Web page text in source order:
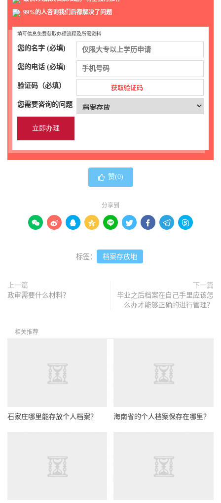
99%的人咨询我们后都解决了问题
填写信息免费获取办理流程及所需资料
您的名字 (必填)
您的电话 (必填)
验证码（必填） 获取验证码
您需要咨询的问题
赞(0)
分享到
        
标签： 档案存放地
上一篇
政审需要什么材料？
下一篇
毕业之后档案在自己手里应该怎
么办才能够正确的进行管理？
相关推荐
石家庄哪里能存放个人档案？ 海南省的个人档案保存在哪里？